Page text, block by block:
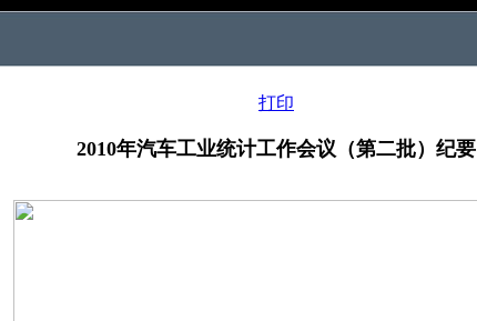
打印
2010年汽车工业统计工作会议（第二批）纪要